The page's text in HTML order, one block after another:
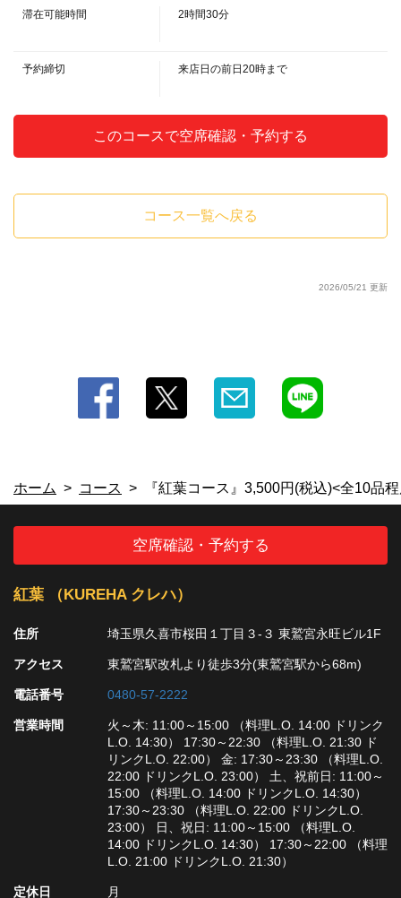
滞在可能時間 2時間30分
予約締切 来店日の前日20時まで
このコースで空席確認・予約する
コース一覧へ戻る
2026/05/21 更新
ホーム コース 『紅葉コース』3,500円(税込)<全10
空席確認・予約する
紅葉 （KUREHA クレハ）
住所 埼玉県久喜市桜田１丁目３-３ 東鷲宮永旺ビル1F
アクセス 東鷲宮駅改札より徒歩3分(東鷲宮駅から68m)
電話番号 0480-57-2222
営業時間
火～木: 11:00～15:00 （料理L.O. 14:00 ドリンク
L.O. 14:30） 17:30～22:30 （料理L.O. 21:30 ド
リンクL.O. 22:00） 金: 17:30～23:30 （料理L.O.
22:00 ドリンクL.O. 23:00） 土、祝前日: 11:00～
15:00 （料理L.O. 14:00 ドリンクL.O. 14:30）
17:30～23:30 （料理L.O. 22:00 ドリンクL.O.
23:00） 日、祝日: 11:00～15:00 （料理L.O.
14:00 ドリンクL.O. 14:30） 17:30～22:00 （料理
L.O. 21:00 ドリンクL.O. 21:30）
定休日 月